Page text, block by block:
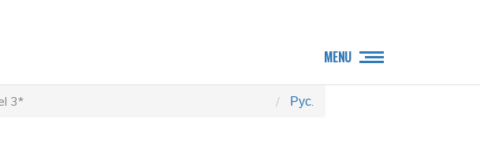
MENU
3* Рус.